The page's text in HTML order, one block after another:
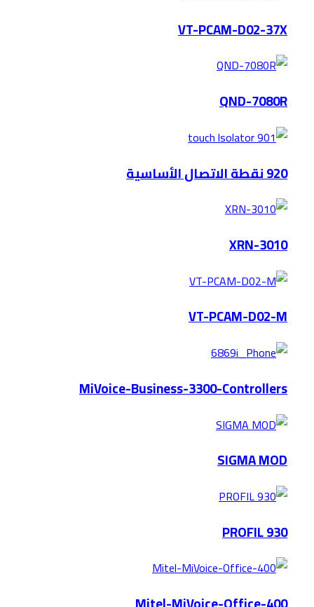
VT-PCAM-D02-37X
QND-7080R
920 نقطة الاتصال الأساسية
XRN-3010
VT-PCAM-D02-M
MiVoice-Business-3300-Controllers
SIGMA MOD
PROFIL 930